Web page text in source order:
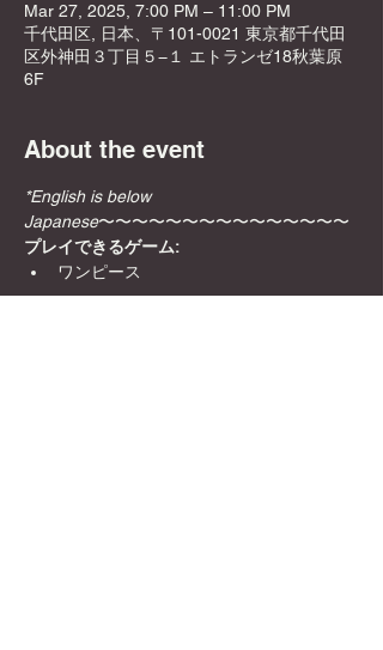
Mar 27, 2025, 7:00 PM – 11:00 PM
千代田区, 日本、〒101-0021 東京都千代田
区外神田３丁目５−１ エトランゼ18秋葉原
6F
About the event
*English is below
Japanese〜〜〜〜〜〜〜〜〜〜〜〜〜〜〜
プレイできるゲーム:
ワンピース